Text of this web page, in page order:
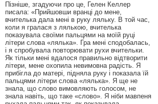
Пізніше, згадуючи про це, Гелен Келлер
писала: «Прийшовши вранці до мене,
вчителька дала мені в руку ляльку. В той час,
коли я гралася з лялькою, вчителька
показувала своїми пальцями на моїй руці
літери слова «лялька». Гра мені сподобалась,
і я спробувала повторювати рухи вчительки.
Як тільки мені вдалося правильно відтворити
літери, мене охопила невимовна радість. Я
прибігла до матері, підняла руку і показала їй
пальцями літери слова «лялька». Я ще не
знала, що слово вимовляють голосом, не
знала навіть, що таке «слово». Я ніби мавпеня